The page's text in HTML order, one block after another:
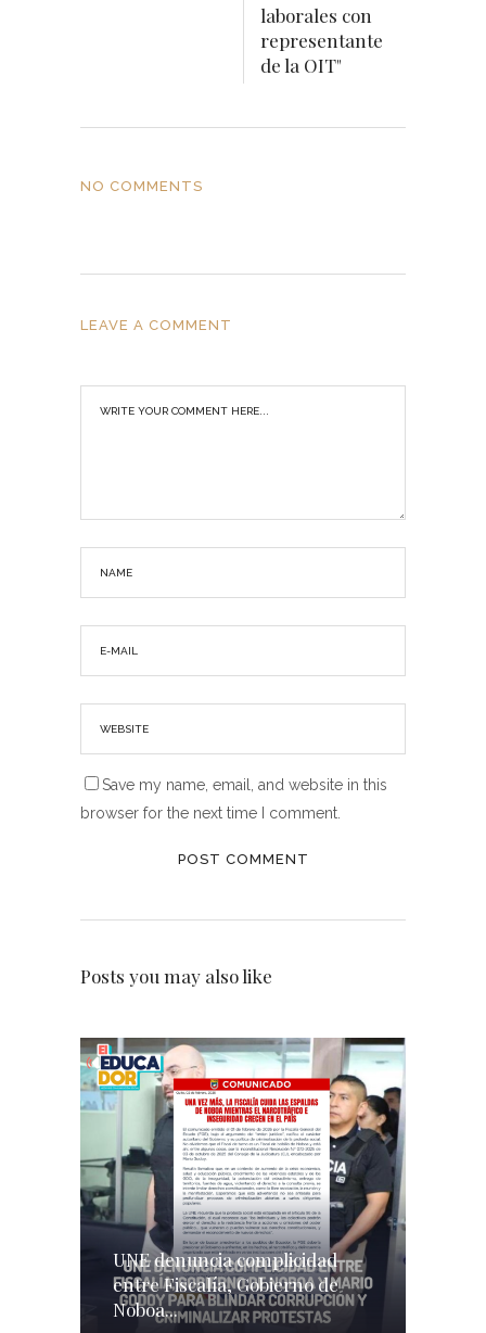
laborales con
representante
de la OIT"
NO COMMENTS
LEAVE A COMMENT
Save my name, email, and website in this
browser for the next time I comment.
Posts you may also like
UNE denuncia complicidad
entre Fiscalía, Gobierno de
Noboa...